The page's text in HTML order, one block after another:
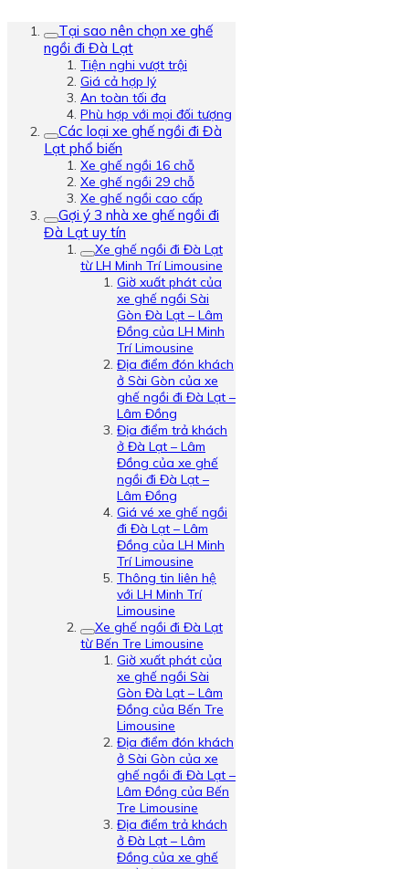
Tại sao nên chọn xe ghế
ngồi đi Đà Lạt
Tiện nghi vượt trội
Giá cả hợp lý
An toàn tối đa
Phù hợp với mọi đối tượng
Các loại xe ghế ngồi đi Đà
Lạt phổ biến
Xe ghế ngồi 16 chỗ
Xe ghế ngồi 29 chỗ
Xe ghế ngồi cao cấp
Gợi ý 3 nhà xe ghế ngồi đi
Đà Lạt uy tín
Xe ghế ngồi đi Đà Lạt
từ LH Minh Trí Limousine
Giờ xuất phát của
xe ghế ngồi Sài
Gòn Đà Lạt – Lâm
Đồng của LH Minh
Trí Limousine
Địa điểm đón khách
ở Sài Gòn của xe
ghế ngồi đi Đà Lạt –
Lâm Đồng
Địa điểm trả khách
ở Đà Lạt – Lâm
Đồng của xe ghế
ngồi đi Đà Lạt –
Lâm Đồng
Giá vé xe ghế ngồi
đi Đà Lạt – Lâm
Đồng của LH Minh
Trí Limousine
Thông tin liên hệ
với LH Minh Trí
Limousine
Xe ghế ngồi đi Đà Lạt
từ Bến Tre Limousine
Giờ xuất phát của
xe ghế ngồi Sài
Gòn Đà Lạt – Lâm
Đồng của Bến Tre
Limousine
Địa điểm đón khách
ở Sài Gòn của xe
ghế ngồi đi Đà Lạt –
Lâm Đồng của Bến
Tre Limousine
Địa điểm trả khách
ở Đà Lạt – Lâm
Đồng của xe ghế